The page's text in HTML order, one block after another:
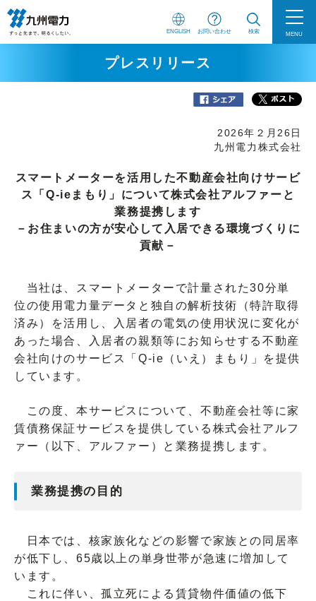
ENGLISH お問い合わせ 検索 MENU
プレスリリース
2026年２月26日
九州電力株式会社
スマートメーターを活用した不動産会社向けサービ
ス「Q-ieまもり」について株式会社アルファーと
業務提携します
－お住まいの方が安心して入居できる環境づくりに
貢献－
当社は、スマートメーターで計量された30分単
位の使用電力量データと独自の解析技術（特許取得
済み）を活用し、入居者の電気の使用状況に変化が
あった場合、入居者の親類等にお知らせする不動産
会社向けのサービス「Q-ie（いえ）まもり」を提供
しています。
この度、本サービスについて、不動産会社等に家
賃債務保証サービスを提供している株式会社アルフ
ァー（以下、アルファー）と業務提携します。
業務提携の目的
日本では、核家族化などの影響で家族との同居率
が低下し、65歳以上の単身世帯が急速に増加して
います。
これに伴い、孤立死による賃貸物件価値の低下